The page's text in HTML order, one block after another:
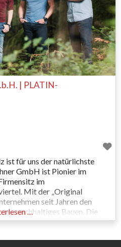
| PLATIN-
ist für uns der natürlichste
GmbH ist Pionier im
im
Mit der „Original
seit Jahren den
nachhaltiges Bauen. Die
der Althaussanierung
Styropor
…